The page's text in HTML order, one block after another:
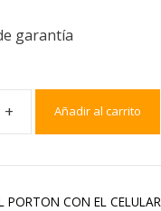
garantía
+ Añadir al carrito
PORTON CON EL CELULAR